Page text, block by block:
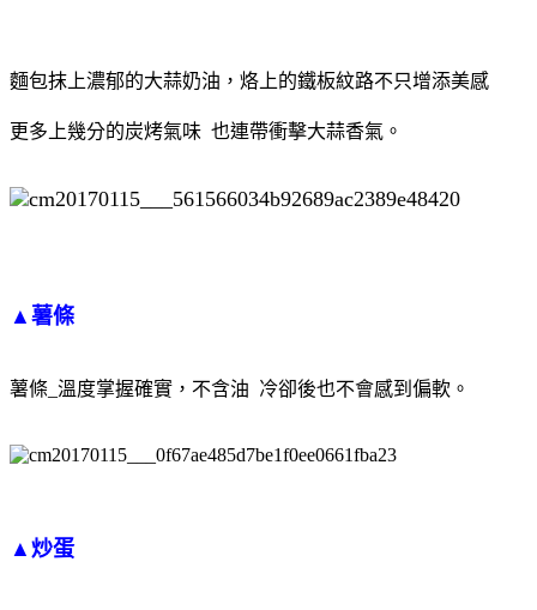
麵包抹上濃郁的大蒜奶油，烙上的鐵板紋路不只增添美感
更多上幾分的炭烤氣味 也連帶衝擊大蒜香氣。
▲薯條
薯條_溫度掌握確實，不含油 冷卻後也不會感到偏軟。
▲炒蛋